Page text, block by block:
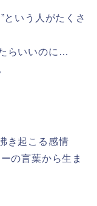
という人がたくさ
たらいいのに…
き起こる感情
の言葉から生ま